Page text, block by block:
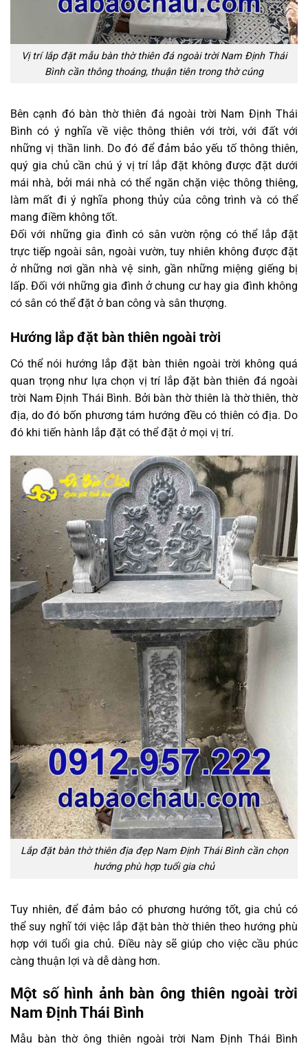
Vị trí lắp đặt mẫu bàn thờ thiên đá ngoài trời Nam Định Thái
Bình cần thông thoáng, thuận tiên trong thờ cúng
Bên cạnh đó bàn thờ thiên đá ngoài trời Nam Định Thái
Bình có ý nghĩa về việc thông thiên với trời, với đất với
những vị thần linh. Do đó để đảm bảo yếu tố thông thiên,
quý gia chủ cần chú ý vị trí lắp đặt không được đặt dưới
mái nhà, bởi mái nhà có thể ngăn chặn việc thông thiêng,
làm mất đi ý nghĩa phong thủy của công trình và có thể
mang điềm không tốt.
Đối với những gia đình có sân vườn rộng có thể lắp đặt
trực tiếp ngoài sân, ngoài vườn, tuy nhiên không được đặt
ở những nơi gần nhà vệ sinh, gần những miệng giếng bị
lấp. Đối với những gia đình ở chung cư hay gia đình không
có sân có thể đặt ở ban công và sân thượng.
Hướng lắp đặt bàn thiên ngoài trời
Có thể nói hướng lắp đặt bàn thiên ngoài trời không quá
quan trọng như lựa chọn vị trí lắp đặt bàn thiên đá ngoài
trời Nam Định Thái Bình. Bởi bàn thờ thiên là thờ thiên, thờ
địa, do đó bốn phương tám hướng đều có thiên có địa. Do
đó khi tiến hành lắp đặt có thể đặt ở mọi vị trí.
Lắp đặt bàn thờ thiên địa đẹp Nam Định Thái Bình cần chọn
hướng phù hợp tuổi gia chủ
Tuy nhiên, để đảm bảo có phương hướng tốt, gia chủ có
thể suy nghĩ tới việc lắp đặt bàn thờ thiên theo hướng phù
hợp với tuổi gia chủ. Điều này sẽ giúp cho việc cầu phúc
càng thuận lợi và dễ dàng hơn.
Một số hình ảnh bàn ông thiên ngoài trời
Nam Định Thái Bình
Mẫu bàn thờ ông thiên ngoài trời Nam Định Thái Bình